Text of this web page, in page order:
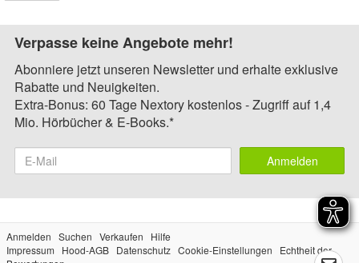
Verpasse keine Angebote mehr!
Abonniere jetzt unseren Newsletter und erhalte exklusive
Rabatte und Neuigkeiten.
Extra-Bonus: 60 Tage Nextory kostenlos - Zugriff auf 1,4
Mio. Hörbücher & E-Books.*
Anmelden
Anmelden Suchen Verkaufen
Hilfe
Impressum
Hood-AGB Datenschutz Cookie-Einstellungen
Echtheit der